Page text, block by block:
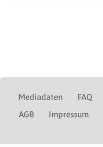
Mediadaten FAQ
AGB
Impressum